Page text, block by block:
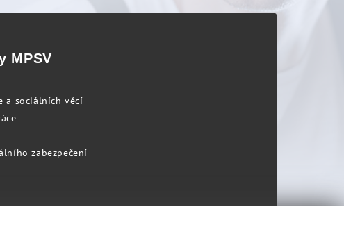
MPSV
a sociálních věcí
zabezpečení